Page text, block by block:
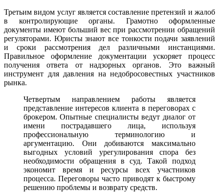
Третьим видом услуг является составление претензий и жалоб
в контролирующие органы. Грамотно оформленные
документы имеют больший вес при рассмотрении обращений
регуляторами. Юристы знают все тонкости подачи заявлений
и сроки рассмотрения дел различными инстанциями.
Правильное оформление документации ускоряет процесс
получения ответа от надзорных органов. Это важный
инструмент для давления на недобросовестных участников
рынка.
Четвертым направлением работы является
представление интересов клиента в переговорах с
брокером. Опытные специалисты ведут диалог от
имени пострадавшего лица, используя
профессиональную терминологию и
аргументацию. Они добиваются максимально
выгодных условий урегулирования спора без
необходимости обращения в суд. Такой подход
экономит время и ресурсы всех участников
процесса. Переговоры часто приводят к быстрому
решению проблемы и возврату средств.